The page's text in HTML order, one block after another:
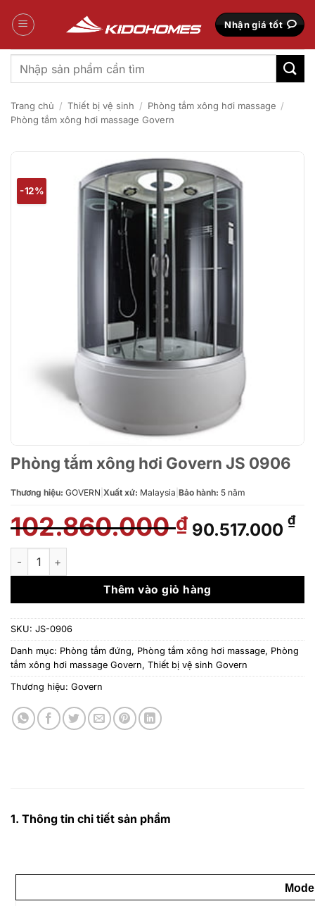
qua
Nhận giá tốt
Tìm
kiếm:
Trang chủ / Thiết bị vệ sinh / Phòng tắm xông hơi massage /
Phòng tắm xông hơi massage Govern
-12%
Phòng tắm xông hơi Govern JS 0906
Thương hiệu: GOVERN Xuất xứ: Malaysia Bảo hành: 5 năm
102.860.000₫ Giá
gốc
102.860.000
90.517.000 ₫
là:
Phòng tắm xông hơi Govern JS 0906 số lượng
Thêm vào giỏ hàng
SKU: JS-0906
Danh mục: Phòng tắm đứng, Phòng tắm xông hơi massage, Phòng
tắm xông hơi massage Govern, Thiết bị vệ sinh Govern
Thương hiệu: Govern
1. Thông tin chi tiết sản phẩm